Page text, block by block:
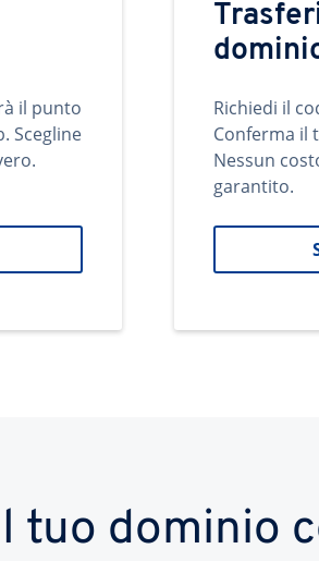
il punto
Scegline
Richiedi il
Conferma il
Nessun
garantito.
tuo dominio